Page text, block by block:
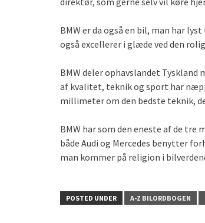
BMW er da også en bil, man har
også excellerer i glæde ved den
BMW deler ophavslandet Tyskland
af kvalitet, teknik og sport har
millimeter om den bedste teknik,
BMW har som den eneste af de
både Audi og Mercedes benytter
man kommer på religion i
POSTED UNDER A-Z BILORDBOGEN